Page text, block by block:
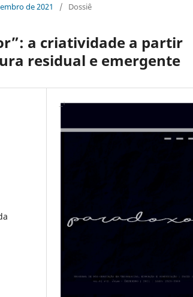
de 2021 / Dossiê
a criatividade a partir
residual e emergente